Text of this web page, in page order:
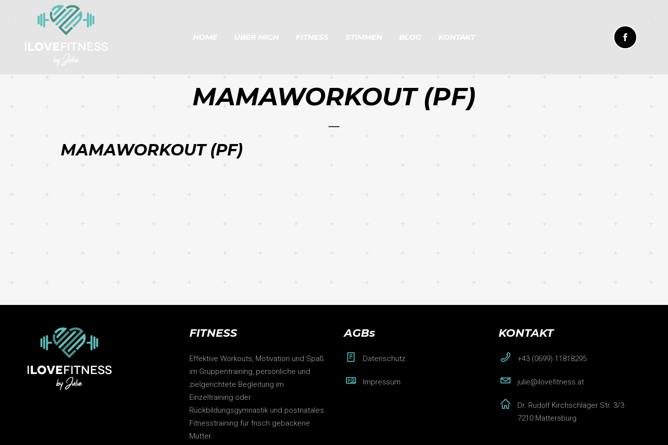
HOME ÜBER MICH FITNESS STIMMEN BLOG KONTAKT
MAMAWORKOUT (PF)
MAMAWORKOUT (PF)
FITNESS
Effektive Workouts, Motivation und Spaß
im Gruppentraining, persönliche und
zielgerichtete Begleitung im
Einzeltraining oder
Rückbildungsgymnastik und postnatales
Fitnesstraining für frisch gebackene
Mütter.
AGBs
Datenschutz
Impressum
KONTAKT
+43 (0699) 11818295
julie@ilovefitness.at
Dr. Rudolf Kirchschläger Str. 3/3
7210 Mattersburg